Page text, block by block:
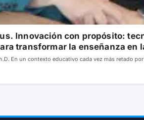
Innovación con propósito:
transformar la enseñanza en
En un contexto educativo cada vez más retado